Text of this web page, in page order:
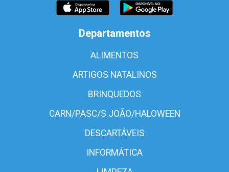
Departamentos
ALIMENTOS
ARTIGOS NATALINOS
BRINQUEDOS
CARN/PASC/S.JOÃO/HALOWEEN
DESCARTÁVEIS
INFORMÁTICA